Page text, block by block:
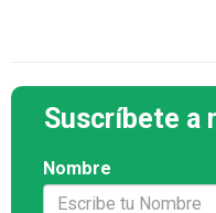
Suscríbete a
Nombre